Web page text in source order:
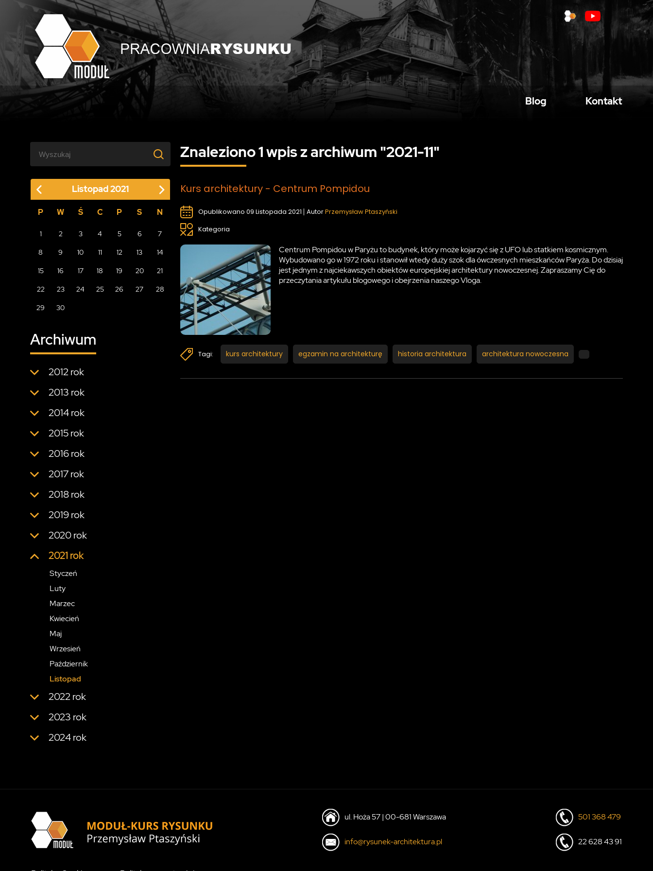
Blog Kontakt
Znaleziono 1 wpis z archiwum "2021-11"
Kurs architektury - Centrum Pompidou
Opublikowano 09 Listopada 2021 AutorPrzemysław Ptaszyński
Kategoria
Centrum Pompidou w Paryżu to budynek, który może kojarzyć się z UFO lub statkiem kosmicznym.
Wybudowano go w 1972 roku i stanowił wtedy duży szok dla ówczesnych mieszkańców Paryża. Do dzisiaj
jest jednym z najciekawszych obiektów europejskiej architektury nowoczesnej. Zapraszamy Cię do
przeczytania artykułu blogowego i obejrzenia naszego Vloga.
Tagi: kurs architektury egzamin na architekturę historia architektura architektura nowoczesna
Listopad2021
P W Ś C P S N
1 2 3 4 5 6 7
8 9 10 11 12 13 14
15 16 17 18 19 20 21
22 23 24 25 26 27 28
29 30
Archiwum
2012 rok
2013 rok
2014 rok
2015 rok
2016 rok
2017 rok
2018 rok
2019 rok
2020 rok
2021 rok
Styczeń
Luty
Marzec
Kwiecień
Maj
Wrzesień
Październik
Listopad
2022 rok
2023 rok
2024 rok
ul. Hoża 57 | 00-681 Warszawa
info@rysunek-architektura.pl
501 368 479
22 628 43 91